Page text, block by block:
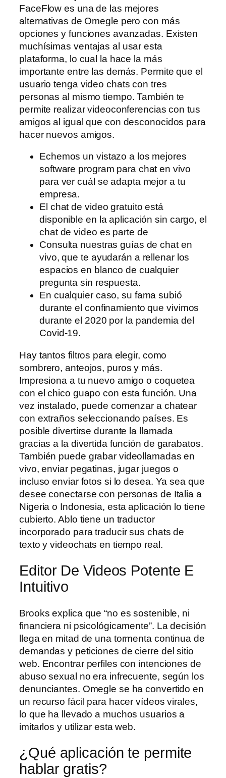
FaceFlow es una de las mejores
alternativas de Omegle pero con más
opciones y funciones avanzadas. Existen
muchísimas ventajas al usar esta
plataforma, lo cual la hace la más
importante entre las demás. Permite que el
usuario tenga video chats con tres
personas al mismo tiempo. También te
permite realizar videoconferencias con tus
amigos al igual que con desconocidos para
hacer nuevos amigos.
Echemos un vistazo a los mejores
software program para chat en vivo
para ver cuál se adapta mejor a tu
empresa.
El chat de video gratuito está
disponible en la aplicación sin cargo, el
chat de video es parte de
Consulta nuestras guías de chat en
vivo, que te ayudarán a rellenar los
espacios en blanco de cualquier
pregunta sin respuesta.
En cualquier caso, su fama subió
durante el confinamiento que vivimos
durante el 2020 por la pandemia del
Covid-19.
Hay tantos filtros para elegir, como
sombrero, anteojos, puros y más.
Impresiona a tu nuevo amigo o coquetea
con el chico guapo con esta función. Una
vez instalado, puede comenzar a chatear
con extraños seleccionando países. Es
posible divertirse durante la llamada
gracias a la divertida función de garabatos.
También puede grabar videollamadas en
vivo, enviar pegatinas, jugar juegos o
incluso enviar fotos si lo desea. Ya sea que
desee conectarse con personas de Italia a
Nigeria o Indonesia, esta aplicación lo tiene
cubierto. Ablo tiene un traductor
incorporado para traducir sus chats de
texto y videochats en tiempo real.
Editor De Videos Potente E
Intuitivo
Brooks explica que “no es sostenible, ni
financiera ni psicológicamente”. La decisión
llega en mitad de una tormenta continua de
demandas y peticiones de cierre del sitio
web. Encontrar perfiles con intenciones de
abuso sexual no era infrecuente, según los
denunciantes. Omegle se ha convertido en
un recurso fácil para hacer vídeos virales,
lo que ha llevado a muchos usuarios a
imitarlos y utilizar esta web.
¿Qué aplicación te permite
hablar gratis?